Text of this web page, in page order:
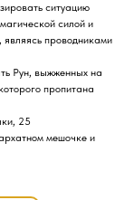
ситуацию
силой и
проводниками
Рун, выжженных на
пропитана
25
мешочке и